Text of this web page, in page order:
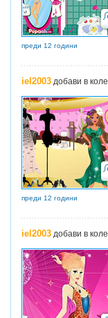
преди 12 години
iel2003 добави в
преди 12 години
iel2003 добави в